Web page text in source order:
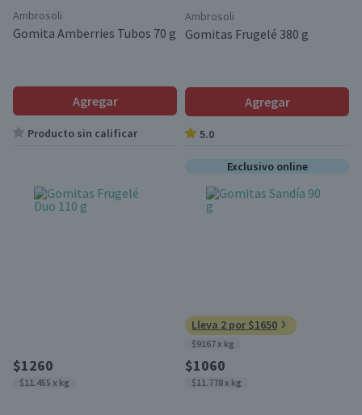
Ambrosoli
Gomita Amberries Tubos 70 g
Agregar
Producto sin calificar
Ambrosoli
Gomitas Frugelé 380 g
Agregar
5.0
$1260
$11.455 x kg
Exclusivo online
Lleva 2 por $1650
$9167 x kg
$1060
$11.778 x kg